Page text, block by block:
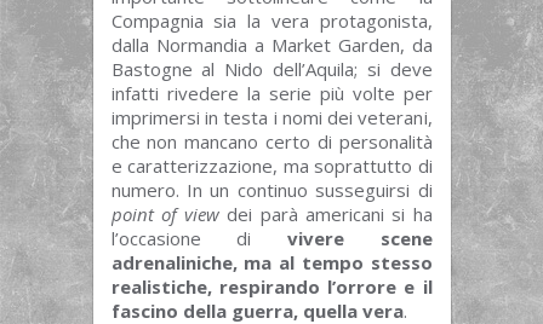
Compagnia sia la vera protagonista,
dalla Normandia a Market Garden, da
Bastogne al Nido dell’Aquila; si deve
infatti rivedere la serie più volte per
imprimersi in testa i nomi dei veterani,
che non mancano certo di personalità
e caratterizzazione, ma soprattutto di
numero. In un continuo susseguirsi di
point of view dei parà americani si ha
l’occasione di vivere scene
adrenaliniche, ma al tempo stesso
realistiche, respirando l’orrore e il
fascino della guerra, quella vera.